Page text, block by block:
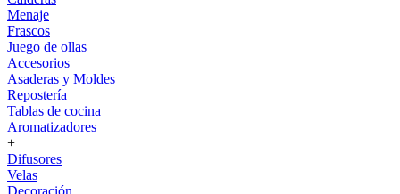
Menaje
Frascos
Juego de ollas
Accesorios
Asaderas y Moldes
Repostería
Tablas de cocina
Aromatizadores
+
Difusores
Velas
Decoración